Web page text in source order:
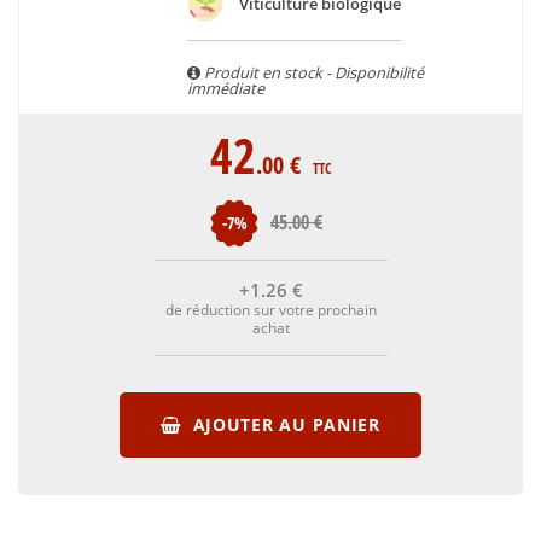
Produit en stock - Disponibilité
immédiate
42.00€ TTC
-7% 45.00€
+1 .26 €
de réduction sur votre prochain
achat
AJOUTER AU PANIER